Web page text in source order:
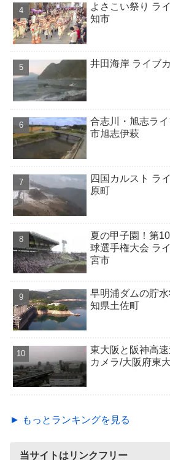
よさこい祭り ラ
知市
井田海岸 ライブ
合志川・旭志ラ
市旭志伊萩
四国カルスト ラ
原町
夏の甲子園！第
球選手権大会 ラ
宮市
早明浦ダムの貯
知県土佐町
東大阪と阪神高
カメラ/大阪府東
► もっとランキングを見る
当サイトはリンクフリー